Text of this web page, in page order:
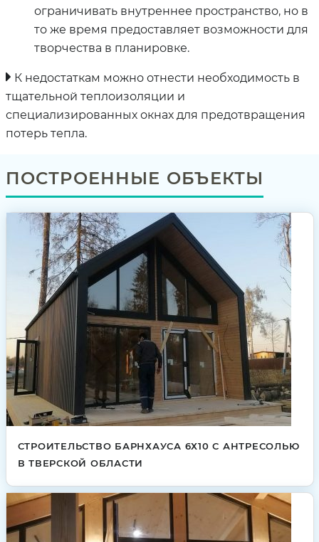
ограничивать внутреннее пространство, но в
то же время предоставляет возможности для
творчества в планировке.
К недостаткам можно отнести необходимость в
тщательной теплоизоляции и
специализированных окнах для предотвращения
потерь тепла.
ПОСТРОЕННЫЕ ОБЪЕКТЫ
СТРОИТЕЛЬСТВО БАРНХАУСА 6Х10 С АНТРЕСОЛЬЮ
В ТВЕРСКОЙ ОБЛАСТИ